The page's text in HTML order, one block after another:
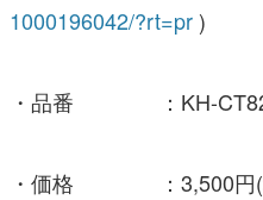
1000196042/?rt=pr )
・品番 ：KH-
・価格 ：3,500円(税